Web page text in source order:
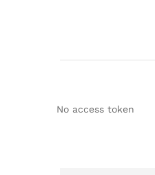
No access token